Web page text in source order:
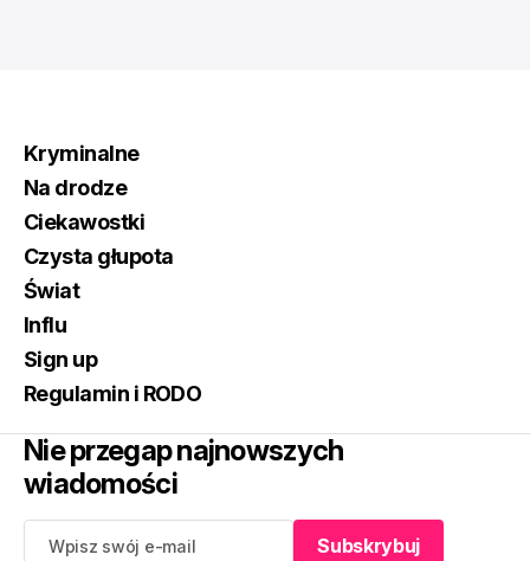
Kryminalne
Na drodze
Ciekawostki
Czysta głupota
Świat
Influ
Sign up
Regulamin i RODO
Nie przegap najnowszych
wiadomości
Subskrybuj